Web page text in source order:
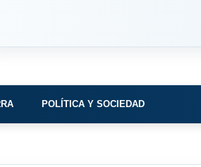
POLÍTICA Y SOCIEDAD